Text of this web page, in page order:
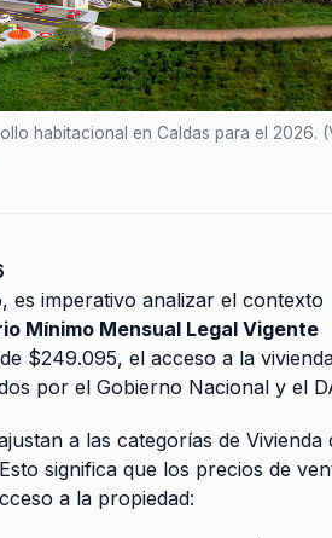
habitacional en Caldas para el 2026.
es imperativo analizar el contexto
Mínimo Mensual Legal Vigente
$249.095, el acceso a la
por el Gobierno Nacional y el
a las categorías de Vivienda
significa que los precios de
a la propiedad: